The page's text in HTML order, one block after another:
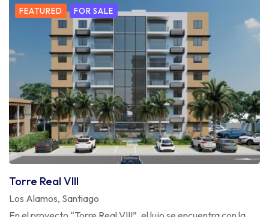
FEATURED FOR SALE
Torre Real VIII
Los Alamos, Santiago